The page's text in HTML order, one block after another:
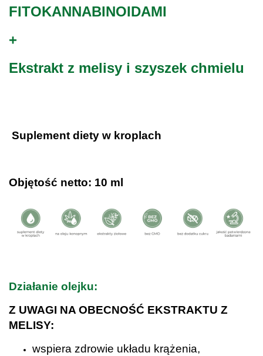
FITOKANNABINOIDAMI
+
Ekstrakt z melisy i szyszek chmielu
Suplement diety w kroplach
Objętość netto: 10 ml
Działanie olejku:
Z UWAGI NA OBECNOŚĆ EKSTRAKTU Z
MELISY:
wspiera zdrowie układu krążenia,